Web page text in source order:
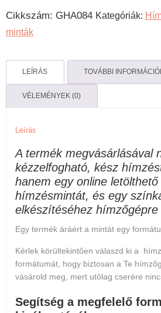
hímzésminta
-
sarokminta
mennyiség
Cikkszám: GHA084 Kategóriák:
minták
LEÍRÁS TOVÁBBI
VÉLEMÉNYEK (0)
Leírás
A termék megvásárlásával
kézzelfogható, kész
hanem egy online letölthető
hímzésmintát, és egy
elkészítéséhez hímzőgépre
Egy termék áráért a mintát egy
Kérlek körültekintően válaszd ki a
formátumát, hogy biztosan a Te
vásárold meg, mert utólag cserére
Segítség a megfelelő